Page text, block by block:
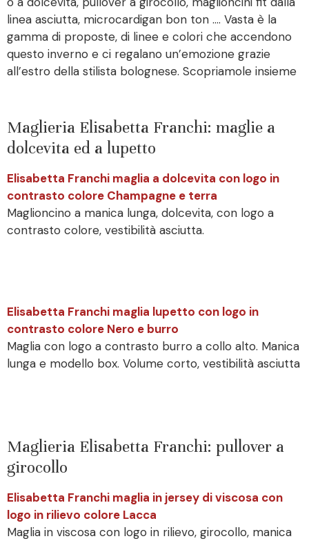
linea asciutta, microcardigan bon ton …. Vasta è la
gamma di proposte, di linee e colori che accendono
questo inverno e ci regalano un’emozione grazie
all’estro della stilista bolognese. Scopriamole insieme
Maglieria Elisabetta Franchi: maglie a
dolcevita ed a lupetto
Elisabetta Franchi maglia a dolcevita con logo in
contrasto colore Champagne e terra
Maglioncino a manica lunga, dolcevita, con logo a
contrasto colore, vestibilità asciutta.
Elisabetta Franchi maglia lupetto con logo in
contrasto colore Nero e burro
Maglia con logo a contrasto burro a collo alto. Manica
lunga e modello box. Volume corto, vestibilità asciutta
Maglieria Elisabetta Franchi: pullover a
girocollo
Elisabetta Franchi maglia in jersey di viscosa con
logo in rilievo colore Lacca
Maglia in viscosa con logo in rilievo, girocollo, manica